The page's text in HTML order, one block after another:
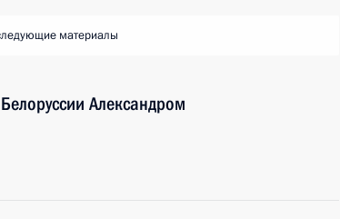
материалы
Александром